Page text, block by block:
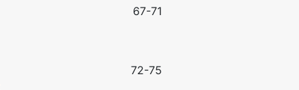
67-71
72-75